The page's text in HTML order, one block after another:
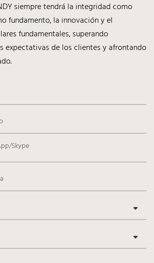
siempre tendrá la integridad como
fundamento, la innovación y el
fundamentales, superando
expectativas de los clientes y afrontando
Skype